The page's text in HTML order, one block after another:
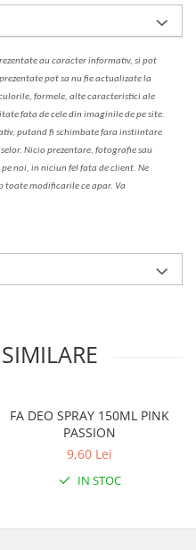
au caracter informativ, si pot
pot sa nu fie actualizate la
formele, alte caracteristici ale
fata de cele din imaginile de pe site.
putand fi schimbate fara instiintare
Nicio prezentare, fotografie sau
noi, in niciun fel fata de client. Ne
toate modificarile ce apar. Va
FA DEO SPRAY 150ML PINK
PASSION
9,60 Lei
IN STOC